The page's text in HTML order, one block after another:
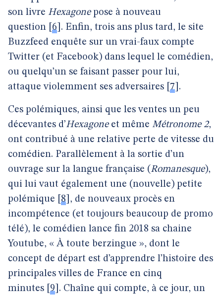
son livre Hexagonepose à nouveau
question 6 . Enfin, trois ans plus tard, le site
Buzzfeed enquête sur un vrai-faux compte
Twitter (et Facebook) dans lequel le comédien,
ou quelqu’un se faisant passer pour lui,
attaque violemment ses adversaires 7 .
Ces polémiques, ainsi que les ventes un peu
décevantes d’Hexagoneet même Métronome 2,
ont contribué à une relative perte de vitesse du
comédien. Parallèlement à la sortie d’un
ouvrage sur la langue française (Romanesque),
qui lui vaut également une (nouvelle) petite
polémique
8 , de nouveaux procès en
incompétence (et toujours beaucoup de promo
télé), le comédien lance fin 2018 sa chaine
Youtube, « À toute berzingue », dont le
concept de départ est d’apprendre l’histoire des
principales villes de France en cinq
minutes 9 . Chaîne qui compte, à ce jour, un